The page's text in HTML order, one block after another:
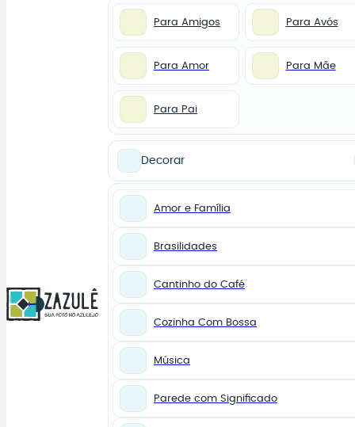
0
Para Amigos Para Avós
Para Amor Para Mãe
Para Pai
Decorar
Amor e Família
Brasilidades
Cantinho do Café
Cozinha Com Bossa
Música
Parede com Significado